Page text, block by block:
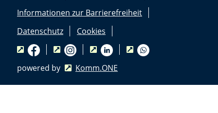
Informationen zur Barrierefreiheit
Datenschutz
Cookies
powered by Komm.ONE